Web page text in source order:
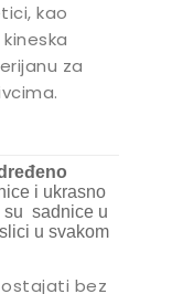
kao
za
i ukrasno
su sadnice u
u svakom
bez